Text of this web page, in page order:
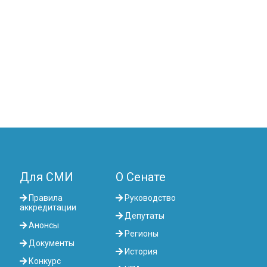
Для СМИ
Правила
аккредитации
Анонсы
Документы
Конкурс
О Сенате
Руководство
Депутаты
Регионы
История